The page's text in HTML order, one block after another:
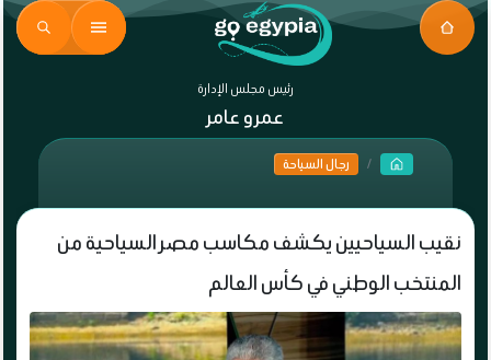
رئيس مجلس الإدارة
عمرو عامر
رجال السياحة
نقيب السياحيين يكشف مكاسب مصر السياحية من
المنتخب الوطني في كأس العالم